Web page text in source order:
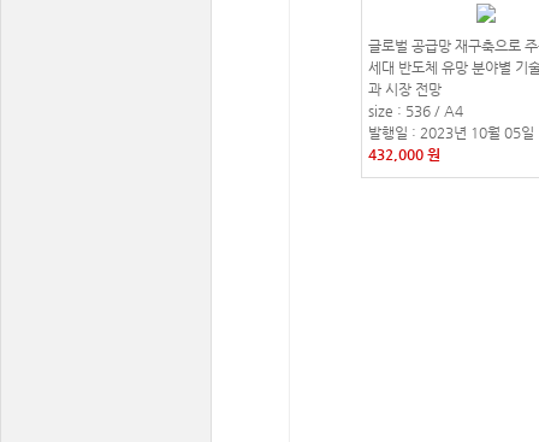
글로벌 공급망 재구축으로
세대 반도체 유망 분야별 기
과 시장 전망
size : 536 / A4
발행일 : 2023년 10월 05일
432,000 원